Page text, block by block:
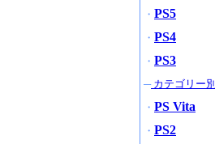
・ PS5
・ PS4
・ PS3
─カテゴリー別
・ PS Vita
・ PS2